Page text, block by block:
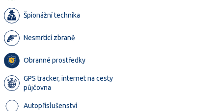
Špionážní technika
Nesmrtící zbraně
Obranné prostředky
GPS tracker, internet na cesty
půjčovna
Autopříslušenství